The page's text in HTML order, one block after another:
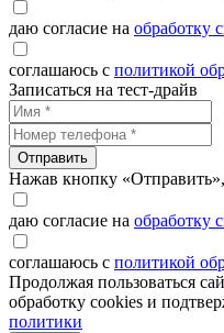
даю согласие на обработку
соглашаюсь с политикой
Записаться на тест-драйв
Отправить
Нажав кнопку «Отправить»,
даю согласие на обработку
соглашаюсь с политикой
Продолжая пользоваться
обработку cookies и
политики